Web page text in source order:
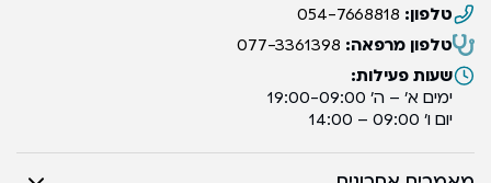
טלפון: 054-7668818
טלפון מרפאה: 077-3361398
שעות פעילות:
ימים א’ – ה’ 19:00-09:00
יום ו’ 09:00 – 14:00